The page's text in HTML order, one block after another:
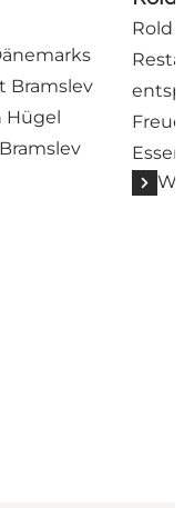
Bramslev
Rold